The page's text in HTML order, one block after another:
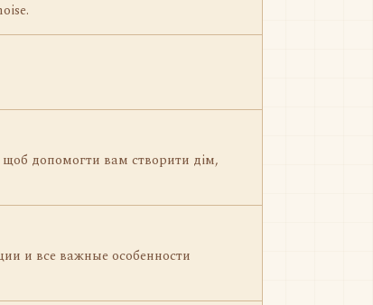
щоб допомогти вам створити дім,
и все важные особенности